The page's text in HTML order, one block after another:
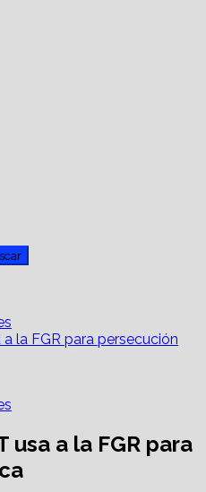
la FGR para persecución
usa a la FGR para